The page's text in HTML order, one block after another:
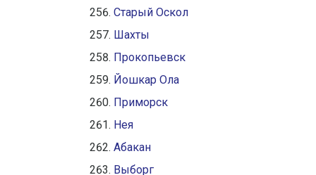
Старый Оскол
Шахты
Прокопьевск
Йошкар Ола
Приморск
Нея
Абакан
Выборг